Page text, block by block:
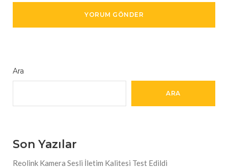
Ara
ARA
Son Yazılar
Reolink Kamera Sesli İletim Kalitesi Test Edildi